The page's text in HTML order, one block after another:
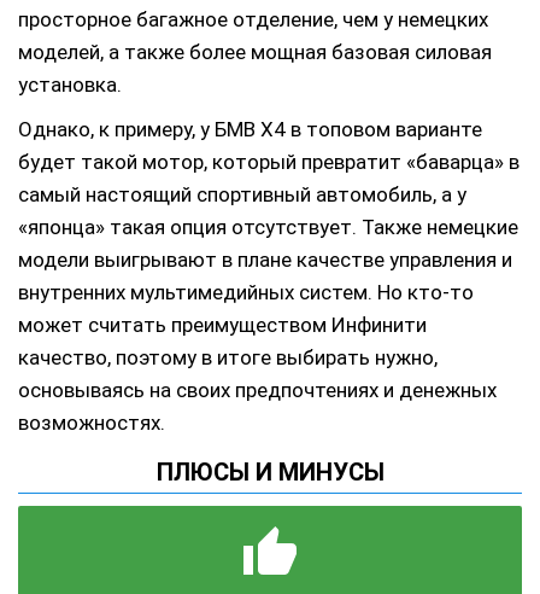
просторное багажное отделение, чем у немецких
моделей, а также более мощная базовая силовая
установка.
Однако, к примеру, у БМВ Х4 в топовом варианте
будет такой мотор, который превратит «баварца» в
самый настоящий спортивный автомобиль, а у
«японца» такая опция отсутствует. Также немецкие
модели выигрывают в плане качестве управления и
внутренних мультимедийных систем. Но кто-то
может считать преимуществом Инфинити
качество, поэтому в итоге выбирать нужно,
основываясь на своих предпочтениях и денежных
возможностях.
ПЛЮСЫ И МИНУСЫ